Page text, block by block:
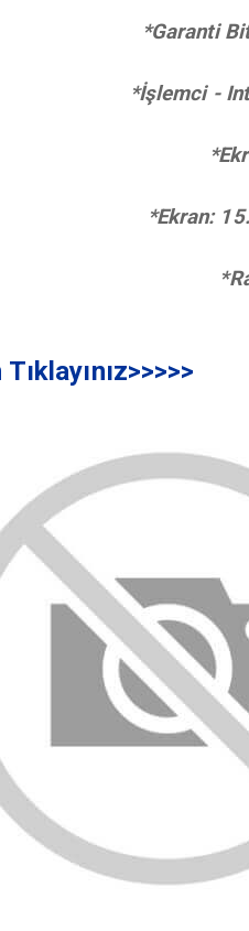
*Garanti
*İşlemci -
*Ekran: